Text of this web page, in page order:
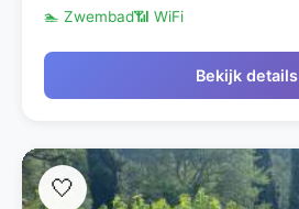
🏊 Zwembad📶 WiFi
Bekijk details
🤍